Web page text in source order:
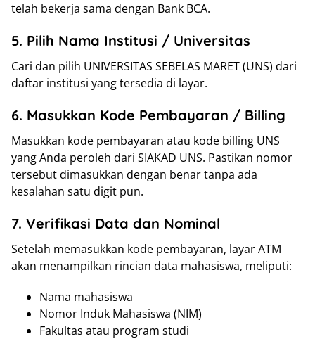
telah bekerja sama dengan Bank BCA.
5. Pilih Nama Institusi / Universitas
Cari dan pilih UNIVERSITAS SEBELAS MARET (UNS) dari
daftar institusi yang tersedia di layar.
6. Masukkan Kode Pembayaran / Billing
Masukkan kode pembayaran atau kode billing UNS
yang Anda peroleh dari SIAKAD UNS. Pastikan nomor
tersebut dimasukkan dengan benar tanpa ada
kesalahan satu digit pun.
7. Verifikasi Data dan Nominal
Setelah memasukkan kode pembayaran, layar ATM
akan menampilkan rincian data mahasiswa, meliputi:
Nama mahasiswa
Nomor Induk Mahasiswa (NIM)
Fakultas atau program studi